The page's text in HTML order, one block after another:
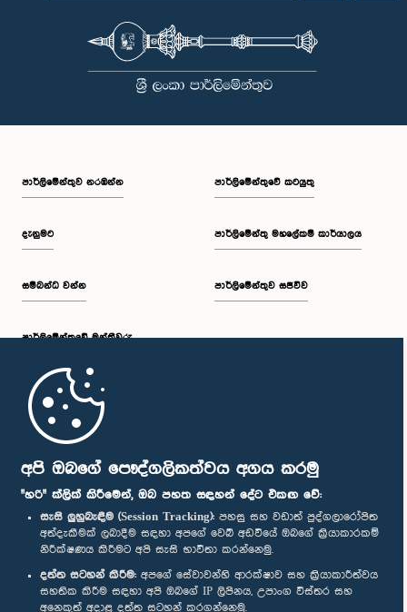
අපි ඔබගේ පෞද්ගලිකත්වය අගය කරමු
"හරි" ක්ලික් කිරීමෙන්, ඔබ පහත සඳහන් දේට එකඟ වේ:
සැසි ලුහුබැඳීම (Session Tracking): පහසු සහ වඩාත් පුද්ගලාරෝපිත
අත්දැකීමක් ලබාදීම සඳහා අපගේ වෙබ් අඩවියේ ඔබගේ ක්‍රියාකාරකම්
නිරීක්ෂණය කිරීමට අපි සැසි භාවිතා කරන්නෙමු.
දත්ත සටහන් කිරීම: අපගේ සේවාවන්හි ආරක්ෂාව සහ ක්‍රියාකාරීත්වය
සහතික කිරීම සඳහා අපි ඔබගේ IP ලිපිනය, උපාංග විස්තර සහ
අනෙකුත් අදාළ දත්ත සටහන් කරගන්නෙමු.
පාර්ලි‌මේන්තුව නරඹන්න
දැනුමට
සම්බන්ධ වන්න
පාර්ලි‌මේන්තුවේ මන්ත්‍රීවරු
මුල් පිටුව
පාර්ලිමේන්තුවේ කටයුතු
පාර්ලිමේන්තු මහලේකම් කාර්යාලය
පාර්ලිමේන්තුව සජීවීව
පාර්ලිමේන්තු ජංගම යෙදුම
අප හා සම්බන්ධ වී සිටින්න :